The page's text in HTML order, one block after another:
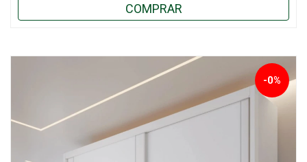
COMPRAR
-0%